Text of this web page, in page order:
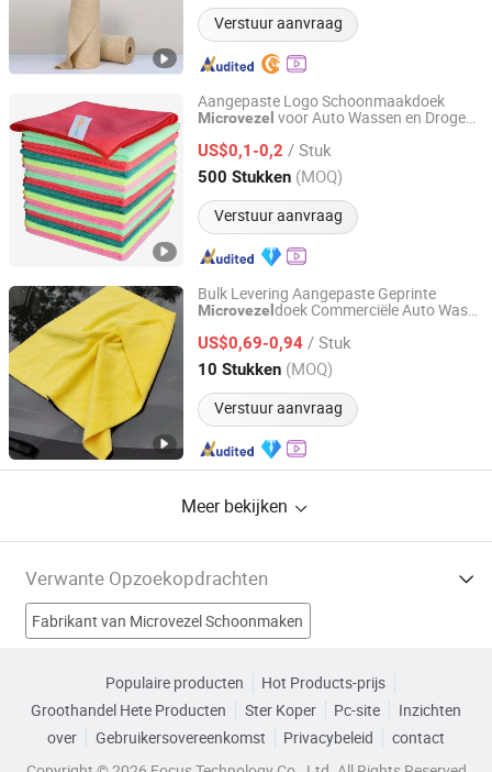
Verstuur aanvraag
Aangepaste Logo Schoonmaakdoek
Microvezel voor Auto Wassen en Drogen
US$0,1-0,2 / Stuk
500 Stukken (MOQ)
Verstuur aanvraag
Samyong (China) Co., Ltd.
Beijing, China Sinds 2022
Bulk Levering Aangepaste Geprinte
Microvezel doek Commerciële Auto Was
US$0,69-0,94 / Stuk
10 Stukken (MOQ)
Verstuur aanvraag
Henan Hanyin Industrial Co., Ltd.
Henan, China Sinds 2026
Meer bekijken
Verwante Opzoekopdrachten
Fabrikant van Microvezel Schoonmaken
Fabrikant van Microvezeldoek
Populaire producten
Hot Products-prijs
Groothandel Hete Producten
Ster Koper Pc-site
Inzichten
over
Gebruikersovereenkomst Privacybeleid
contact